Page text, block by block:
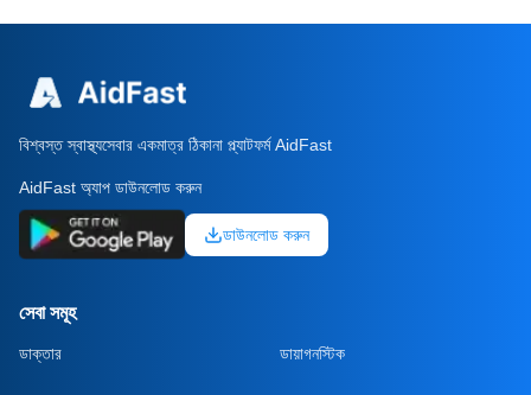
বিশ্বস্ত স্বাস্থ্যসেবার একমাত্র ঠিকানা প্ল্যাটফর্ম AidFast
AidFast অ্যাপ ডাউনলোড করুন
ডাউনলোড করুন
সেবা সমূহ
ডাক্তার ডায়াগনস্টিক